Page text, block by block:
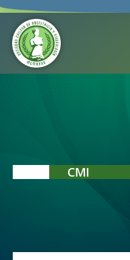
CMI